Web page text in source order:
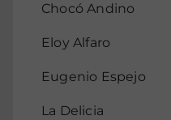
Chocó Andino
Eloy Alfaro
Eugenio Espejo
La Delicia